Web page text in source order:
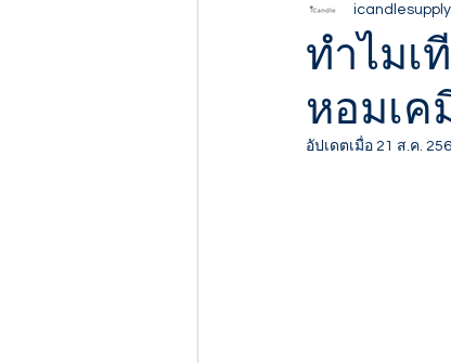
ทำไมเ
หอมเค
icandlesupply
อัปเดตเมื่อ 21 ส.ค.